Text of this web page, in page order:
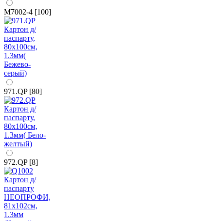
M7002-4 [100]
971.QP [80]
972.QP [8]